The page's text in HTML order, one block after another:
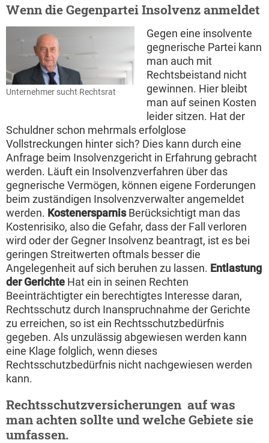
Wenn die Gegenpartei Insolvenz anmeldet
Unternehmer sucht Rechtsrat
Gegen eine insolvente
gegnerische Partei kann
man auch mit
Rechtsbeistand nicht
gewinnen. Hier bleibt
man auf seinen Kosten
leider sitzen. Hat der
Schuldner schon mehrmals erfolglose
Vollstreckungen hinter sich? Dies kann durch eine
Anfrage beim Insolvenzgericht in Erfahrung gebracht
werden. Läuft ein Insolvenzverfahren über das
gegnerische Vermögen, können eigene Forderungen
beim zuständigen Insolvenzverwalter angemeldet
werden. KostenersparnisBerücksichtigt man das
Kostenrisiko, also die Gefahr, dass der Fall verloren
wird oder der Gegner Insolvenz beantragt, ist es bei
geringen Streitwerten oftmals besser die
Angelegenheit auf sich beruhen zu lassen. Entlastung
der Gerichte Hat ein in seinen Rechten
Beeinträchtigter ein berechtigtes Interesse daran,
Rechtsschutz durch Inanspruchnahme der Gerichte
zu erreichen, so ist ein Rechtsschutzbedürfnis
gegeben. Als unzulässig abgewiesen werden kann
eine Klage folglich, wenn dieses
Rechtsschutzbedürfnis nicht nachgewiesen werden
kann.
Rechtsschutzversicherungen  auf was
man achten sollte und welche Gebiete sie
umfassen.